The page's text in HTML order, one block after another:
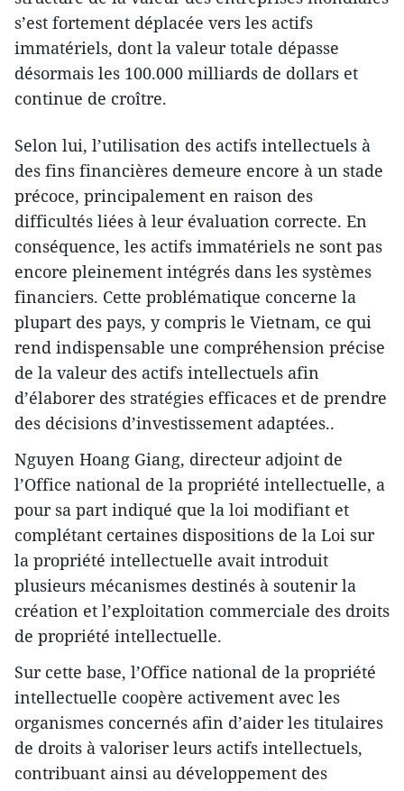
s’est fortement déplacée vers les actifs
immatériels, dont la valeur totale dépasse
désormais les 100.000 milliards de dollars et
continue de croître.
Selon lui, l’utilisation des actifs intellectuels à
des fins financières demeure encore à un stade
précoce, principalement en raison des
difficultés liées à leur évaluation correcte. En
conséquence, les actifs immatériels ne sont pas
encore pleinement intégrés dans les systèmes
financiers. Cette problématique concerne la
plupart des pays, y compris le Vietnam, ce qui
rend indispensable une compréhension précise
de la valeur des actifs intellectuels afin
d’élaborer des stratégies efficaces et de prendre
des décisions d’investissement adaptées..
Nguyen Hoang Giang, directeur adjoint de
l’Office national de la propriété intellectuelle, a
pour sa part indiqué que la loi modifiant et
complétant certaines dispositions de la Loi sur
la propriété intellectuelle avait introduit
plusieurs mécanismes destinés à soutenir la
création et l’exploitation commerciale des droits
de propriété intellectuelle.
Sur cette base, l’Office national de la propriété
intellectuelle coopère activement avec les
organismes concernés afin d’aider les titulaires
de droits à valoriser leurs actifs intellectuels,
contribuant ainsi au développement des